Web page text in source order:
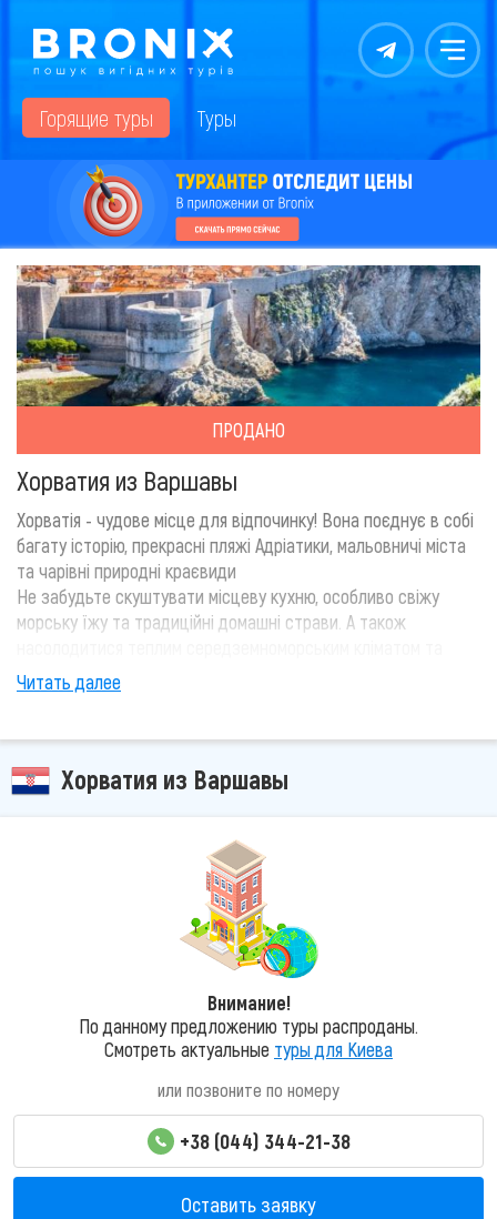
Контакты Меню
Горящие туры Туры
ПРОДАНО
Хорватия из Варшавы
Хорватія - чудове місце для відпочинку! Вона поєднує в собі
багату історію, прекрасні пляжі Адріатики, мальовничі міста
та чарівні природні краєвиди
Не забудьте скуштувати місцеву кухню, особливо свіжу
морську їжу та традиційні домашні страви. А також
гостинністю місцевих жителів!
Читать далее
Хорватия из Варшавы
Внимание!
По данному предложению туры распроданы.
Смотреть актуальные туры для Киева
или позвоните по номеру
+38 (044) 344-21-38
Оставить заявку